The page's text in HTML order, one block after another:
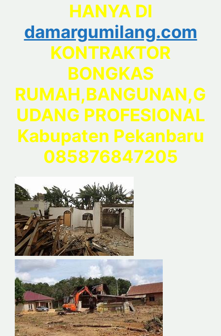
HANYA DI
damargumilang.com
KONTRAKTOR
BONGKAS
RUMAH,BANGUNAN,G
UDANG PROFESIONAL
Kabupaten Pekanbaru
085876847205